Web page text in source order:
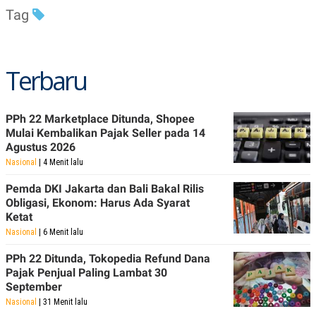
Tag
Terbaru
PPh 22 Marketplace Ditunda, Shopee
Mulai Kembalikan Pajak Seller pada 14
Agustus 2026
Nasional | 4 Menit lalu
Pemda DKI Jakarta dan Bali Bakal Rilis
Obligasi, Ekonom: Harus Ada Syarat
Ketat
Nasional | 6 Menit lalu
PPh 22 Ditunda, Tokopedia Refund Dana
Pajak Penjual Paling Lambat 30
September
Nasional | 31 Menit lalu